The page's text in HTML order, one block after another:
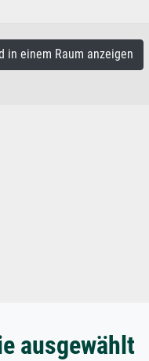
einem Raum anzeigen
ausgewählt